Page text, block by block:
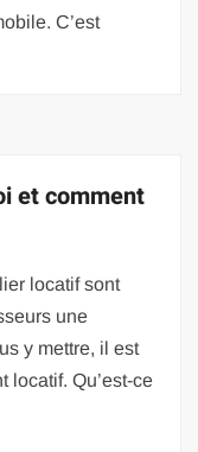
C’est
et comment
locatif sont
une
y mettre, il est
locatif. Qu’est-ce